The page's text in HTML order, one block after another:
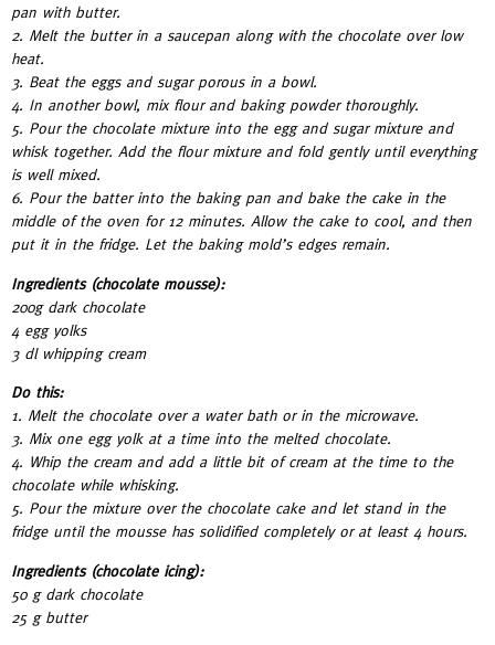
pan with butter.
2. Melt the butter in a saucepan along with the chocolate over low
heat.
3. Beat the eggs and sugar porous in a bowl.
4. In another bowl, mix flour and baking powder thoroughly.
5. Pour the chocolate mixture into the egg and sugar mixture and
whisk together. Add the flour mixture and fold gently until everything
is well mixed.
6. Pour the batter into the baking pan and bake the cake in the
middle of the oven for 12 minutes. Allow the cake to cool, and then
put it in the fridge. Let the baking mold’s edges remain.
Ingredients (chocolate mousse):
200g dark chocolate
4 egg yolks
3 dl whipping cream
Do this:
1. Melt the chocolate over a water bath or in the microwave.
3. Mix one egg yolk at a time into the melted chocolate.
4. Whip the cream and add a little bit of cream at the time to the
chocolate while whisking.
5. Pour the mixture over the chocolate cake and let stand in the
fridge until the mousse has solidified completely or at least 4 hours.
Ingredients (chocolate icing):
50 g dark chocolate
25 g butter